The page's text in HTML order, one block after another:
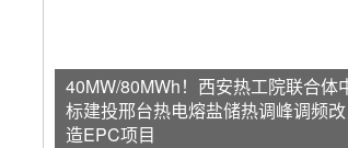
40MW/80MWh！西安热工院联合体
标建投邢台热电熔盐储热调峰调频改
造EPC项目